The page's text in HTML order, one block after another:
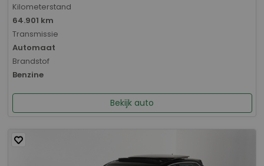
Kilometerstand
64.901 km
Transmissie
Automaat
Brandstof
Benzine
Bekijk auto